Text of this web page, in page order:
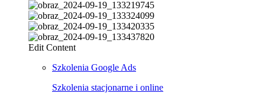
Edit Content
Szkolenia Google Ads
Szkolenia stacjonarne i online